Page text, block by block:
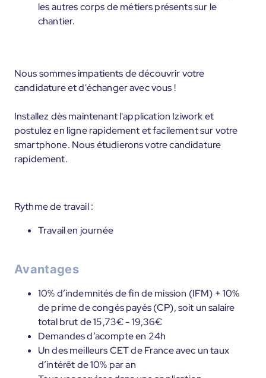
les autres corps de métiers présents sur le
chantier.
Nous sommes impatients de découvrir votre
candidature et d'échanger avec vous !
Installez dès maintenant l'application Iziwork et
postulez en ligne rapidement et facilement sur votre
smartphone. Nous étudierons votre candidature
rapidement.
Rythme de travail :
Travail en journée
Avantages
10% d’indemnités de fin de mission (IFM) + 10%
de prime de congés payés (CP), soit un salaire
total brut de 15,73€ - 19,36€
Demandes d’acompte en 24h
Un des meilleurs CET de France avec un taux
d’intérêt de 10% par an